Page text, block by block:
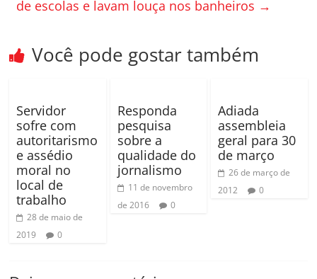
de escolas e lavam louça nos banheiros →
Você pode gostar também
Servidor
sofre com
autoritarismo
e assédio
moral no
local de
trabalho
28 de maio de
2019
0
Responda
pesquisa
sobre a
qualidade do
jornalismo
11 de novembro
de 2016
0
Adiada
assembleia
geral para 30
de março
26 de março de
2012
0